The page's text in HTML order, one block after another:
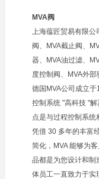
MVA阀
上海蕴匠贸易有限公
阀、MVA截止阀、
器、MVA油过滤、
度控制阀、MVA外
德国MVA公司成立
控制系统 "高科技 "
点是与过程控制系
凭借 30 多年的丰富
简化，MVA 能够为
品都是为您设计和制
体员工一直致力于实